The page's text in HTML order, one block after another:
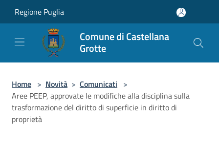
Regione Puglia
Comune di Castellana
Grotte
Home > Novità > Comunicati >
Aree PEEP, approvate le modifiche alla disciplina sulla
trasformazione del diritto di superficie in diritto di
proprietà